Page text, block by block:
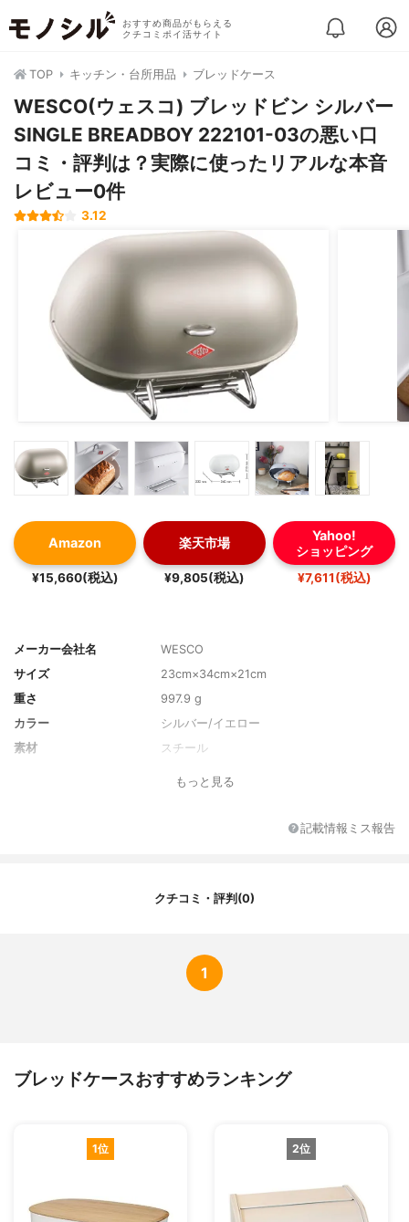
おすすめ商品がもらえる
クチコミポイ活サイト
TOP キッチン・台所用品 ブレッドケース
WESCO(ウェスコ) ブレッドビン シルバー
SINGLE BREADBOY 222101-03の悪い口
コミ・評判は？実際に使ったリアルな本音
レビュー0件
3.12
Amazon
¥15,660(税込)
楽天市場
¥9,805(税込)
Yahoo!
ショッピング
¥7,611(税込)
メーカー会社名
WESCO
サイズ
23cm×34cm×21cm
重さ
997.9 g
カラー
シルバー/イエロー
素材
スチール
ロールアップ
もっと見る
記載情報ミス報告
クチコミ・評判(0)
1
ブレッドケースおすすめランキング
1位 2位